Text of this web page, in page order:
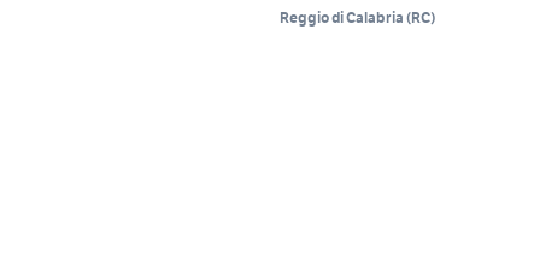
Reggio di Calabria (RC)